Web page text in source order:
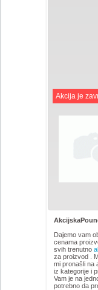
Akcija je
Dajemo vam
cenama
svih trenutno
za proizvod
.
mi pronašli na
iz kategorije i
Vam je na
potrebno da